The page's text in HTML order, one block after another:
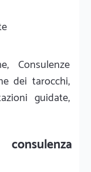
Consulenze
dei tarocchi,
guidate,